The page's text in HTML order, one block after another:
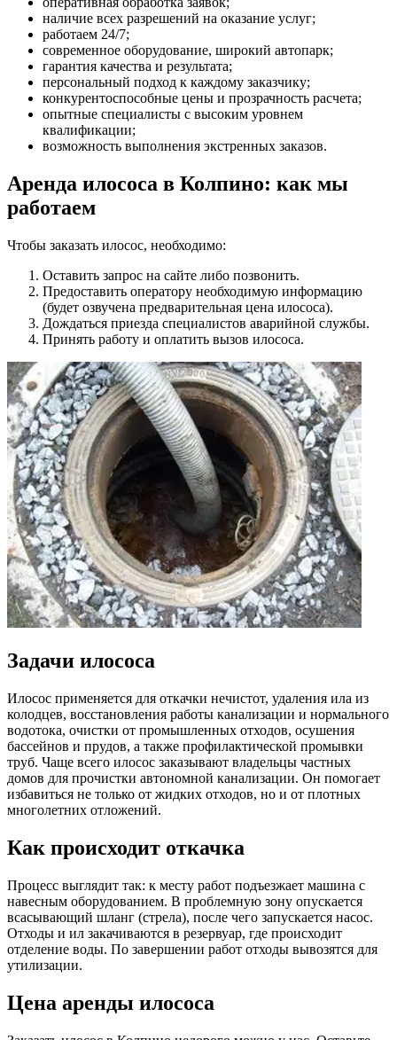
наличие всех разрешений на оказание услуг;
работаем 24/7;
современное оборудование, широкий автопарк;
гарантия качества и результата;
персональный подход к каждому заказчику;
конкурентоспособные цены и прозрачность расчета;
опытные специалисты с высоким уровнем
квалификации;
возможность выполнения экстренных заказов.
Аренда илососа в Колпино: как мы
работаем
Чтобы заказать илосос, необходимо:
Оставить запрос на сайте либо позвонить.
Предоставить оператору необходимую информацию
(будет озвучена предварительная цена илососа).
Дождаться приезда специалистов аварийной службы.
Принять работу и оплатить вызов илососа.
Задачи илососа
Илосос применяется для откачки нечистот, удаления ила из
колодцев, восстановления работы канализации и нормального
водотока, очистки от промышленных отходов, осушения
бассейнов и прудов, а также профилактической промывки
труб. Чаще всего илосос заказывают владельцы частных
домов для прочистки автономной канализации. Он помогает
избавиться не только от жидких отходов, но и от плотных
многолетних отложений.
Как происходит откачка
Процесс выглядит так: к месту работ подъезжает машина с
навесным оборудованием. В проблемную зону опускается
всасывающий шланг (стрела), после чего запускается насос.
Отходы и ил закачиваются в резервуар, где происходит
отделение воды. По завершении работ отходы вывозятся для
утилизации.
Цена аренды илососа